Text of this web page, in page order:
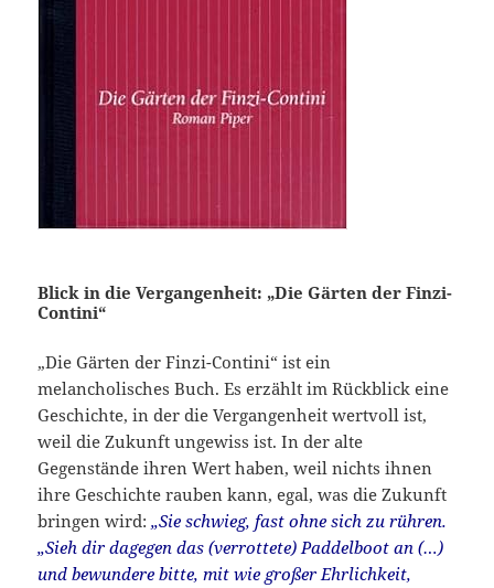
Blick in die Vergangenheit: „Die Gärten der Finzi-
Contini“
„Die Gärten der Finzi-Contini“ ist ein
melancholisches Buch. Es erzählt im Rückblick eine
Geschichte, in der die Vergangenheit wertvoll ist,
weil die Zukunft ungewiss ist. In der alte
Gegenstände ihren Wert haben, weil nichts ihnen
ihre Geschichte rauben kann, egal, was die Zukunft
bringen wird:„Sie schwieg, fast ohne sich zu rühren.
„Sieh dir dagegen das (verrottete) Paddelboot an (…)
und bewundere bitte, mit wie großer Ehrlichkeit,